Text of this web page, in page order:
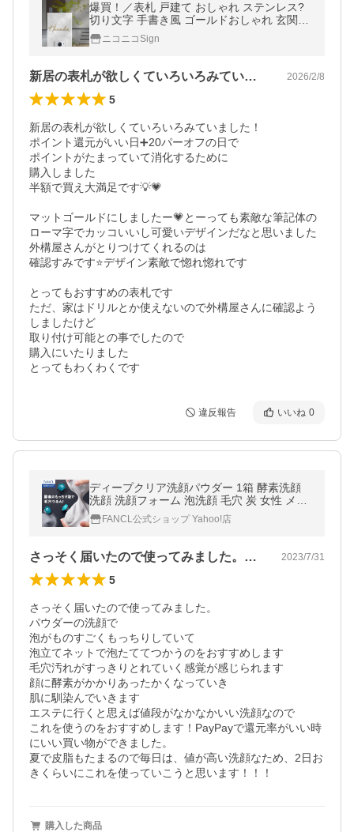
爆買！／表札 戸建て おしゃれ ステンレス?
切り文字 手書き風 ゴールドおしゃれ 玄関用
gs-nmpl-1023
ニコニコSign
新居の表札が欲しくていろいろみていまし… 2026/2/8
5
新居の表札が欲しくていろいろみていました！
ポイント還元がいい日➕20パーオフの日で
ポイントがたまっていて消化するために
購入しました
半額で買え大満足です💡💗
マットゴールドにしましたー💗とーっても素敵な筆記体の
ローマ字でカッコいいし可愛いデザインだなと思いました
外構屋さんがとりつけてくれるのは
確認すみです⭐️デザイン素敵で惚れ惚れです
とってもおすすめの表札です
ただ、家はドリルとか使えないので外構屋さんに確認よう
しましたけど
取り付け可能との事でしたので
購入にいたりました
違反報告 いいね 0
ディープクリア洗顔パウダー 1箱 酵素洗顔
洗顔 洗顔フォーム 泡洗顔 毛穴 炭 女性 メン
ズ 酵素 角栓 角質 ファンケル FANCL 公式
FANCL公式ショップ Yahoo!店
さっそく届いたので使ってみました。パウ… 2023/7/31
5
さっそく届いたので使ってみました。
パウダーの洗顔で
泡がものすごくもっちりしていて
泡立てネットで泡たててつかうのをおすすめします
毛穴汚れがすっきりとれていく感覚が感じられます
顔に酵素がかかりあったかくなっていき
肌に馴染んでいきます
エステに行くと思えば値段がなかなかいい洗顔なので
これを使うのをおすすめします！PayPayで還元率がいい時
にいい買い物ができました。
夏で皮脂もたまるので毎日は、値が高い洗顔なため、2日お
きくらいにこれを使っていこうと思います！！！
購入した商品